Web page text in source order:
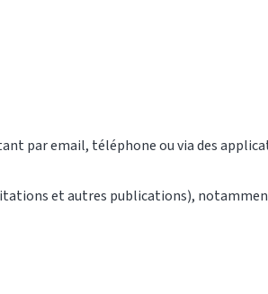
par email, téléphone ou via des
et autres publications),